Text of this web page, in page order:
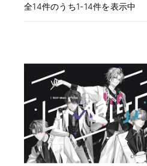
全14件のうち1-14件を表示中